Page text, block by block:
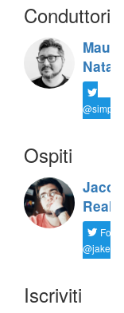
Conduttori
Natali
Ospiti
Jacopo
Reale
Follow
Iscriviti